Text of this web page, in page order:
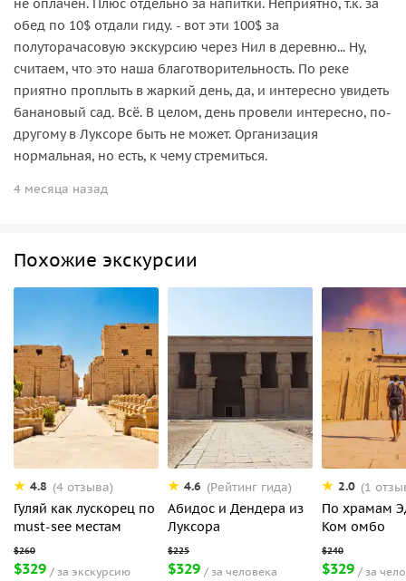
обед по 10$ отдали гиду. - вот эти 100$ за
полуторачасовую экскурсию через Нил в деревню... Ну,
считаем, что это наша благотворительность. По реке
приятно проплыть в жаркий день, да, и интересно увидеть
банановый сад. Всё. В целом, день провели интересно, по-
другому в Луксоре быть не может. Организация
нормальная, но есть, к чему стремиться.
4 месяца назад
Похожие экскурсии
4.8 (4 отзыва)
Гуляй как лускорец по
must-see местам
$329 за экскурсию
4.6 (Рейтинг гида)
Абидос и Дендера из
Луксора
$329 за человека
2.0 (1
По храмам
Ком омбо
$329 за